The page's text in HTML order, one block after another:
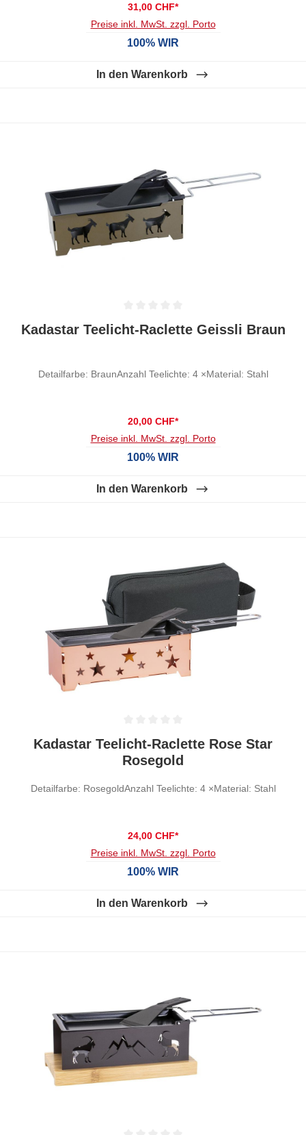
31,00 CHF*
Preise inkl. MwSt. zzgl. Porto
100% WIR
In den Warenkorb
Durchschnittliche Bewertung von 0 von 5 Sternen
Kadastar Teelicht-Raclette Geissli Braun
Detailfarbe: BraunAnzahl Teelichte: 4 ×Material: Stahl
20,00 CHF*
Preise inkl. MwSt. zzgl. Porto
100% WIR
In den Warenkorb
Durchschnittliche Bewertung von 0 von 5 Sternen
Kadastar Teelicht-Raclette Rose Star
Rosegold
Detailfarbe: RosegoldAnzahl Teelichte: 4 ×Material: Stahl
24,00 CHF*
Preise inkl. MwSt. zzgl. Porto
100% WIR
In den Warenkorb